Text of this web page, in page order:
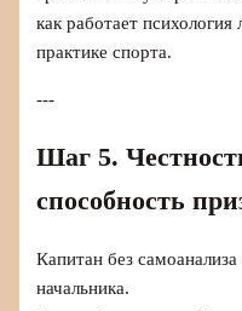
как работает
практике спорта.
---
Шаг 5.
способность
Капитан без
начальника.